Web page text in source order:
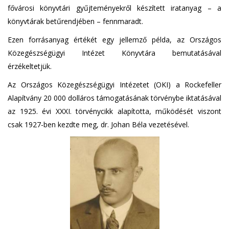
fővárosi könyvtári gyűjteményekről készített iratanyag – a
könyvtárak betűrendjében – fennmaradt.
Ezen forrásanyag értékét egy jellemző példa, az Országos
Közegészségügyi Intézet Könyvtára bemutatásával
érzékeltetjük.
Az Országos Közegészségügyi Intézetet (OKI) a Rockefeller
Alapítvány 20 000 dolláros támogatásának törvénybe iktatásával
az 1925. évi XXXI. törvénycikk alapította, működését viszont
csak 1927-ben kezdte meg, dr. Johan Béla vezetésével.